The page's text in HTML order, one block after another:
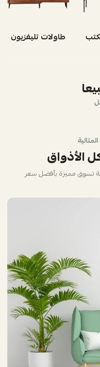
طاولات تليفزيون
الأذواق
تسوق مميزة بأفضل سعر